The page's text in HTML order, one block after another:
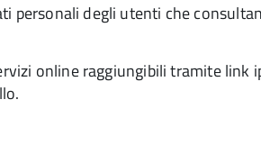
personali degli utenti che
online raggiungibili tramite link